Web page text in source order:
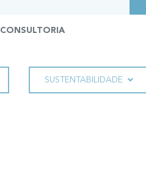
CONSULTORIA
SUSTENTABILIDADE